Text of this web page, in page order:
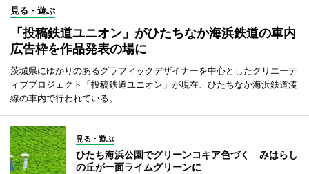
見る・遊ぶ
「投稿鉄道ユニオン」がひたちなか海浜鉄道の車内
広告枠を作品発表の場に
茨城県にゆかりのあるグラフィックデザイナーを中心としたクリエーテ
ィブプロジェクト「投稿鉄道ユニオン」が現在、ひたちなか海浜鉄道湊
線の車内で行われている。
見る・遊ぶ
ひたち海浜公園でグリーンコキア色づく みはらし
の丘が一面ライムグリーンに